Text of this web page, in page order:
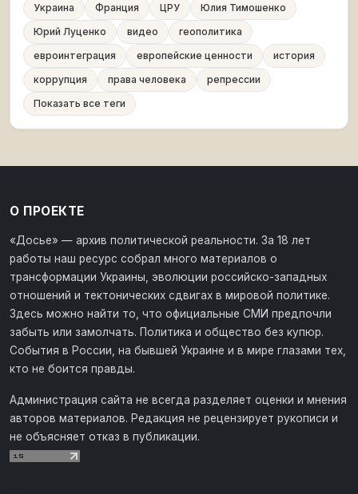
Украина
Франция ЦРУ
Юлия Тимошенко
Юрий Луценко
видео
геополитика
евроинтеграция
европейские ценности
история
коррупция
права человека
репрессии
Показать все теги
О ПРОЕКТЕ
«Досье» — архив политической реальности. За 18 лет
работы наш ресурс собрал много материалов о
трансформации Украины, эволюции российско-западных
отношений и тектонических сдвигах в мировой политике.
Здесь можно найти то, что официальные СМИ предпочли
забыть или замолчать. Политика и общество без купюр.
События в России, на бывшей Украине и в мире глазами тех,
кто не боится правды.
Администрация сайта не всегда разделяет оценки и мнения
авторов материалов. Редакция не рецензирует рукописи и
не объясняет отказ в публикации.